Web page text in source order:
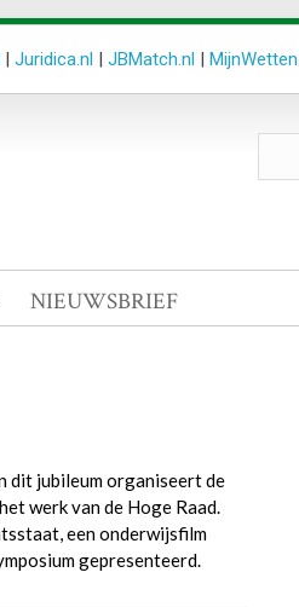
| Juridica.nl | JBMatch.nl |
NIEUWSBRIEF
dit jubileum organiseert de
werk van de Hoge Raad.
een onderwijsfilm
gepresenteerd.